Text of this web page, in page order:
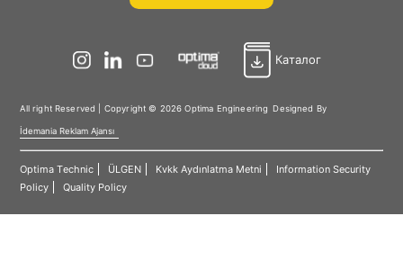
Каталог
All right Reserved | Copyright © 2026 Optima Engineering Designed By
İdemania Reklam Ajansı
Optima Technic ÜLGEN Kvkk Aydınlatma Metni
Information Security
Policy
Quality Policy